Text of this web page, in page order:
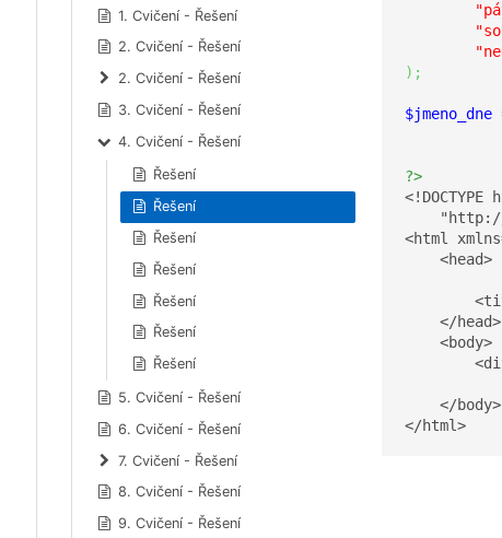
1. Cvičení - Řešení
2. Cvičení - Řešení
2. Cvičení - Řešení
3. Cvičení - Řešení
4. Cvičení - Řešení
Řešení
Řešení
Řešení
Řešení
Řešení
Řešení
Řešení
5. Cvičení - Řešení
6. Cvičení - Řešení
7. Cvičení - Řešení
8. Cvičení - Řešení
9. Cvičení - Řešení
) ;
$jmeno_dne
?>
<html
    <head>
    </head>
    <body>
    </body>
</html>